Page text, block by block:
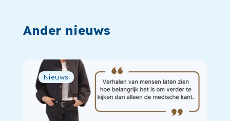
Ander nieuws
Nieuws